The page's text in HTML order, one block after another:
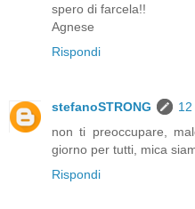
spero di farcela!!
Agnese
Rispondi
stefanoSTRONG
non ti preoccupare,
giorno per tutti, mica
Rispondi